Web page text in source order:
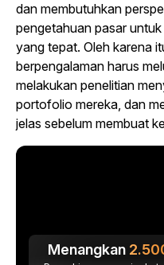
dan membutuhkan
pengetahuan pasar
yang tepat. Oleh karena
berpengalaman harus
melakukan penelitian
portofolio mereka, dan
jelas sebelum membuat
Menangkan